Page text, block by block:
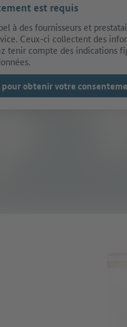
est requis
à des fournisseurs et
Ceux-ci collectent des
tenir compte des indications
pour obtenir votre